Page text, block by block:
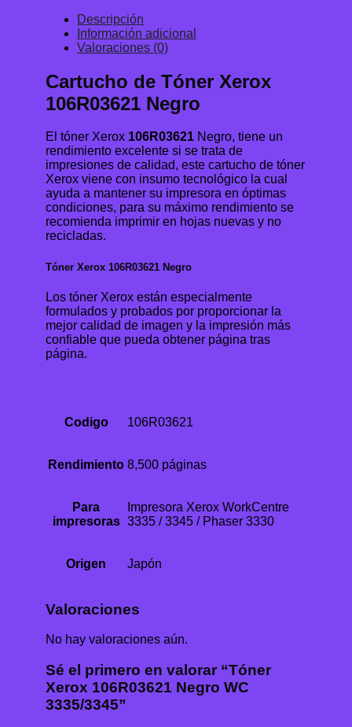
Descripción
Información adicional
Valoraciones (0)
Cartucho de Tóner Xerox
106R03621 Negro
El tóner Xerox 106R03621 Negro, tiene un
rendimiento excelente si se trata de
impresiones de calidad, este cartucho de tóner
Xerox viene con insumo tecnológico la cual
ayuda a mantener su impresora en óptimas
condiciones, para su máximo rendimiento se
recomienda imprimir en hojas nuevas y no
recicladas.
Tóner Xerox 106R03621 Negro
Los tóner Xerox están especialmente
formulados y probados por proporcionar la
mejor calidad de imagen y la impresión más
confiable que pueda obtener página tras
página.
Codigo 106R03621
Rendimiento 8,500 páginas
Para
impresoras
Impresora Xerox WorkCentre
3335 / 3345 / Phaser 3330
Origen Japón
Valoraciones
No hay valoraciones aún.
Sé el primero en valorar “Tóner
Xerox 106R03621 Negro WC
3335/3345”